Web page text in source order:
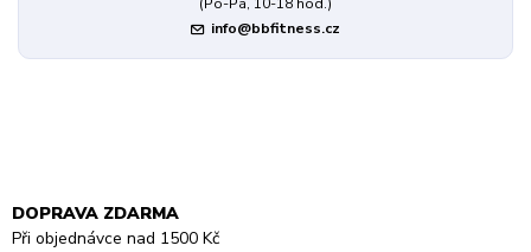
info@bbfitness.cz
DOPRAVA ZDARMA
Při objednávce nad 1500 Kč